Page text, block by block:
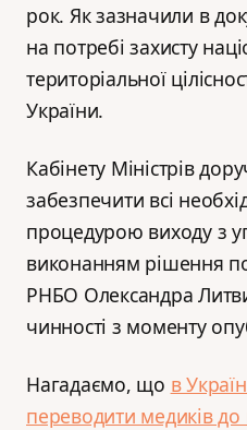
рок. Як зазначили в
на потребі захисту
територіальної
України.
Кабінету Міністрів
забезпечити всі
процедурою виходу з
виконанням рішення
РНБО Олександра
чинності з моменту
Нагадаємо, що в
переводити медиків до